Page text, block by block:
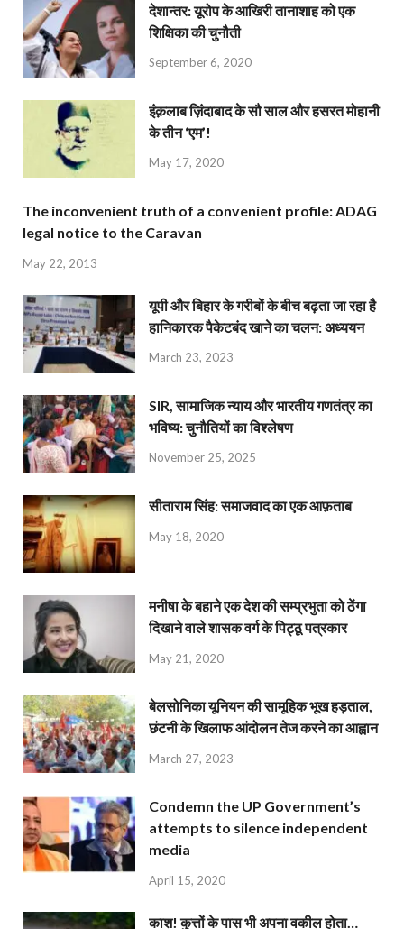
देशान्‍तर: यूरोप के आखिरी तानाशाह को एक
शिक्षिका की चुनौती
September 6, 2020
इंक़लाब ज़िंदाबाद के सौ साल और हसरत मोहानी
के तीन ‘एम’!
May 17, 2020
The inconvenient truth of a convenient profile: ADAG
legal notice to the Caravan
May 22, 2013
यूपी और बिहार के गरीबों के बीच बढ़ता जा रहा है
हानिकारक पैकेटबंद खाने का चलन: अध्ययन
March 23, 2023
SIR, सामाजिक न्याय और भारतीय गणतंत्र का
भविष्य: चुनौतियों का विश्लेषण
November 25, 2025
सीताराम सिंह: समाजवाद का एक आफ़ताब
May 18, 2020
मनीषा के बहाने एक देश की सम्प्रभुता को ठेंगा
दिखाने वाले शासक वर्ग के पिट्ठू पत्रकार
May 21, 2020
बेलसोनिका यूनियन की सामूहिक भूख हड़ताल,
छंटनी के खिलाफ आंदोलन तेज करने का आह्वान
March 27, 2023
Condemn the UP Government’s
attempts to silence independent
media
April 15, 2020
काश! कुत्तों के पास भी अपना वकील होता…